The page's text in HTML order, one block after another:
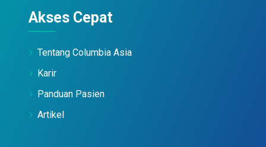
Akses Cepat
Tentang Columbia Asia
Karir
Panduan Pasien
Artikel